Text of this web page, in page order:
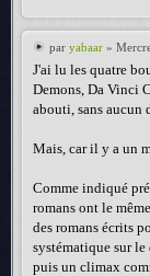
par yabaar »
J'ai lu les quatre
Demons, Da Vinci
abouti, sans aucun
Mais, car il y a un
Comme indiqué
romans ont le
des romans écrits
systématique sur
puis un climax